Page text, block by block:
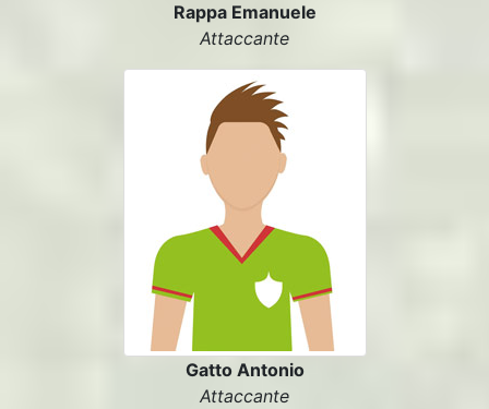
Rappa Emanuele
Attaccante
Gatto Antonio
Attaccante